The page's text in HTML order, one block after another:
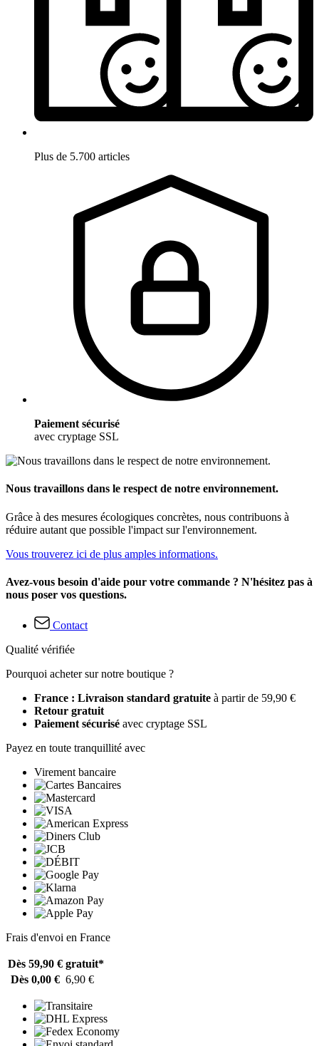
Plus de 5.700 articles
Paiement sécurisé
avec cryptage SSL
Nous travaillons dans le respect de notre environnement.
Grâce à des mesures écologiques concrètes, nous contribuons à
réduire autant que possible l'impact sur l'environnement.
Vous trouverez ici de plus amples informations.
Avez-vous besoin d'aide pour votre commande ? N'hésitez pas à
nous poser vos questions.
Contact
Qualité vérifiée
Pourquoi acheter sur notre boutique ?
France : Livraison standard gratuite à partir de 59,90 €
Retour gratuit
Paiement sécurisé avec cryptage SSL
Payez en toute tranquillité avec
Virement bancaire
Frais d'envoi en France
Dès 59,90 € gratuit*
Dès 0,00 € 6,90 €